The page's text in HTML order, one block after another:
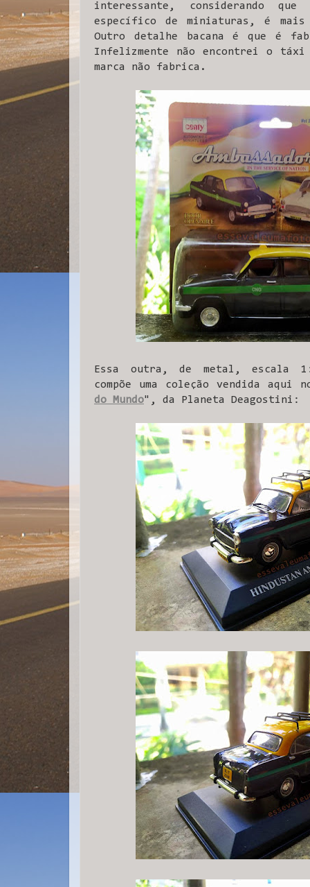
interessante, considerando
específico de miniaturas, é mais
Outro detalhe bacana é que é
Infelizmente não encontrei o táxi
marca não fabrica.
Essa outra, de metal, escala
compõe uma coleção vendida aqui
do Mundo", da Planeta Deagostini: